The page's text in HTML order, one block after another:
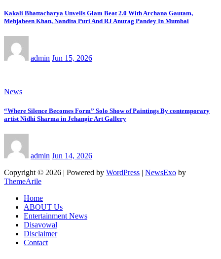
Kakali Bhattacharya Unveils Glam Beat 2.0 With Archana Gautam,
Mehjabeen Khan, Nandita Puri And RJ Anurag Pandey In Mumbai
admin Jun 15, 2026
News
“Where Silence Becomes Form” Solo Show of Paintings By contemporary
artist Nidhi Sharma in Jehangir Art Gallery
admin Jun 14, 2026
Copyright © 2026 | Powered by WordPress | NewsExo by
ThemeArile
Home
ABOUT Us
Entertainment News
Disavowal
Disclaimer
Contact